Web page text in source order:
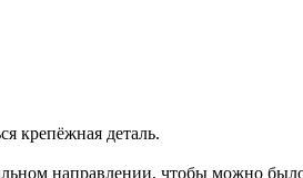
крепёжная деталь.
направлении, чтобы можно